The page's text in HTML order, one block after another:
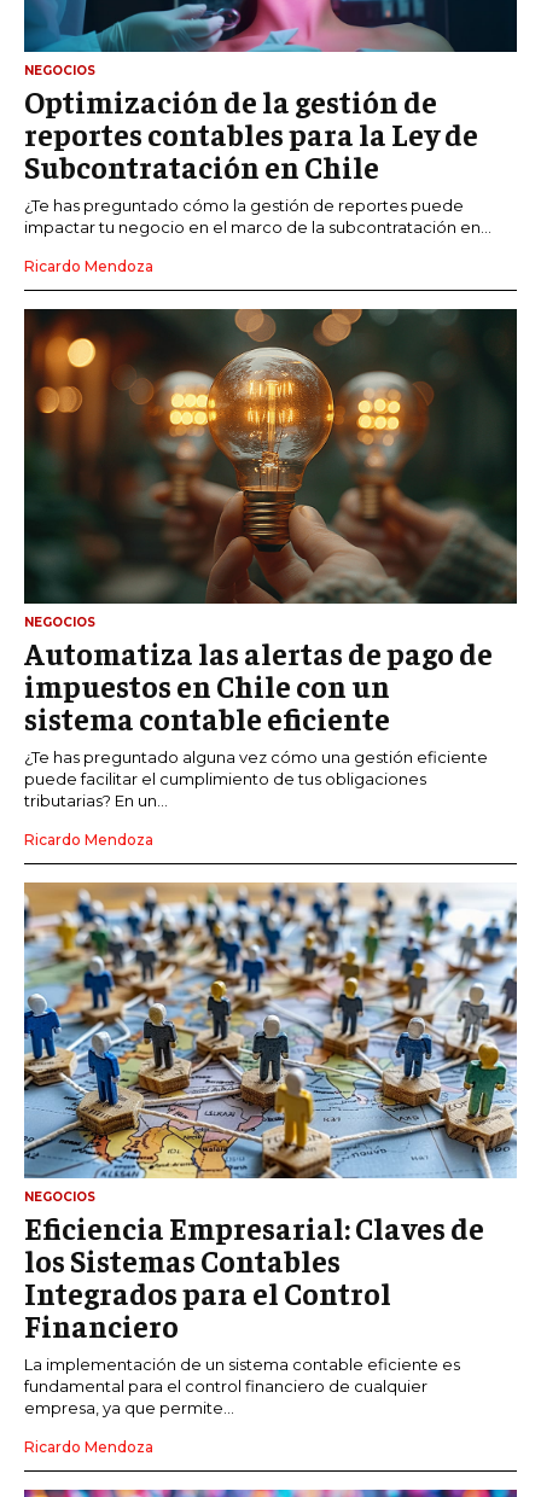
NEGOCIOS
Optimización de la gestión de
reportes contables para la Ley de
Subcontratación en Chile
¿Te has preguntado cómo la gestión de reportes puede
impactar tu negocio en el marco de la subcontratación en...
Ricardo Mendoza
NEGOCIOS
Automatiza las alertas de pago de
impuestos en Chile con un
sistema contable eficiente
¿Te has preguntado alguna vez cómo una gestión eficiente
puede facilitar el cumplimiento de tus obligaciones
tributarias? En un...
Ricardo Mendoza
NEGOCIOS
Eficiencia Empresarial: Claves de
los Sistemas Contables
Integrados para el Control
Financiero
La implementación de un sistema contable eficiente es
fundamental para el control financiero de cualquier
empresa, ya que permite...
Ricardo Mendoza